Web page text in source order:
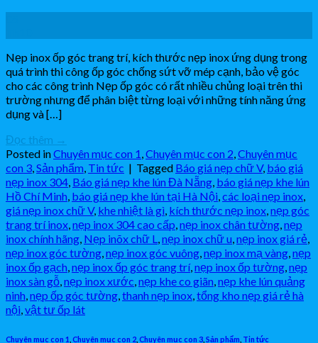
Nẹp inox ốp góc trang trí, kích thước nẹp inox ứng dụng trong
quá trình thi công ốp góc chống sứt vỡ mép cạnh, bảo vệ góc
cho các công trình Nẹp ốp góc có rất nhiều chủng loại trên thi
trường nhưng để phân biệt từng loại với những tính năng ứng
dụng và […]
Đọc thêm →
Posted inChuyên mục con 1,Chuyên mục con 2,Chuyên mục
con 3,Sản phẩm, Tin tức | Tagged Báo giá nẹp chữ V, báo giá
nẹp inox 304, Báo giá nẹp khe lún Đà Nẵng, báo giá nẹp khe lún
Hồ Chí Minh, báo giá nẹp khe lún tại Hà Nội,các loại nẹp inox,
giá nẹp inox chữ V, khe nhiệt là gì, kích thước nẹp inox,nẹp góc
trang trí inox,nẹp inox 304 cao cấp,nẹp inox chân tường,nẹp
inox chính hãng, Nẹp inõx chữ L,nẹp inox chữ u,nẹp inox giá rẻ,
nẹp inox góc tường,nẹp inox góc vuông,nẹp inox mạ vàng,nẹp
inox ốp gạch,nẹp inox ốp góc trang trí,nẹp inox ốp tường,nẹp
inox sàn gỗ,nẹp inox xước,nẹp khe co giãn,nẹp khe lún quảng
ninh,nẹp ốp góc tường,thanh nẹp inox,tổng kho nẹp giá rẻ hà
nội,vật tư ốp lát
Chuyên mục con 1 Chuyên mục con 2 Chuyên mục con 3 Sản phẩm Tin tức